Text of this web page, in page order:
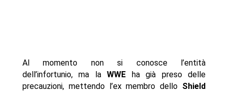
Al momento non si conosce l’entità
dell’infortunio, ma laWWE ha già preso delle
precauzioni, mettendo l’ex membro dello Shield